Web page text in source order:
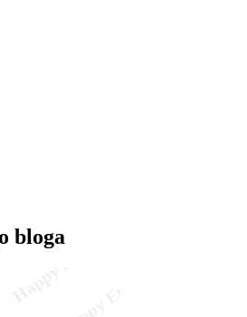
bloga